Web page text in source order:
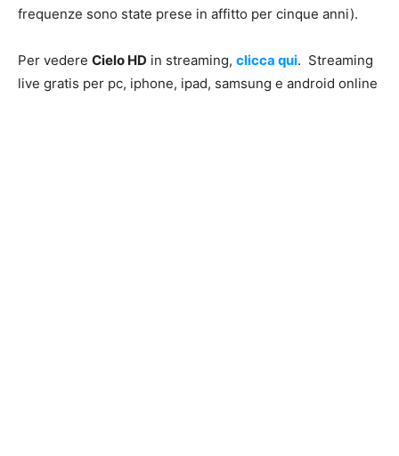
frequenze sono state prese in affitto per cinque anni).
Per vedere Cielo HD in streaming, clicca qui. Streaming
live gratis per pc, iphone, ipad, samsung e android online